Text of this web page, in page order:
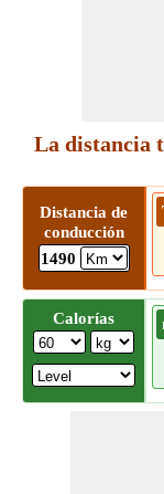
La distancia
Distancia de
conducción
1490
Calorías